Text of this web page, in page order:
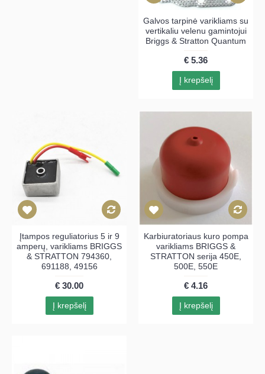
Galvos tarpinė varikliams su
vertikaliu velenu gamintojui
Briggs & Stratton Quantum
€ 5.36
Į krepšelį
Įtampos reguliatorius 5 ir 9
amperų, varikliams BRIGGS
& STRATTON 794360,
691188, 49156
€ 30.00
Į krepšelį
Karbiuratoriaus kuro pompa
varikliams BRIGGS &
STRATTON serija 450E,
500E, 550E
€ 4.16
Į krepšelį